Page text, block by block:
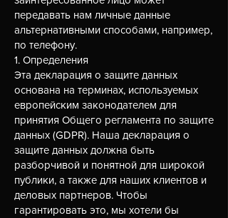
передавать нам личные данные
альтернативными способами, например,
по телефону.
1. Определения
Эта декларация о защите данных
основана на терминах, используемых
европейским законодателем для
принятия Общего регламента по защите
данных (GDPR). Наша декларация о
защите данных должна быть
разборчивой и понятной для широкой
публики, а также для наших клиентов и
деловых партнеров. Чтобы
гарантировать это, мы хотели бы